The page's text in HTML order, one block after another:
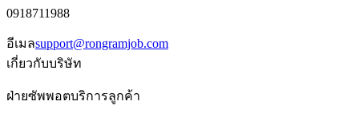
0918711988
อีเมลsupport@rongramjob.com
เกี่ยวกับบริษัท
ฝ่ายซัพพอตบริการลูกค้า